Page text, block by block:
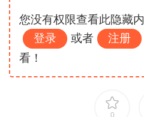
您没有权限查看此隐藏
登录
或者 注册
看！
0